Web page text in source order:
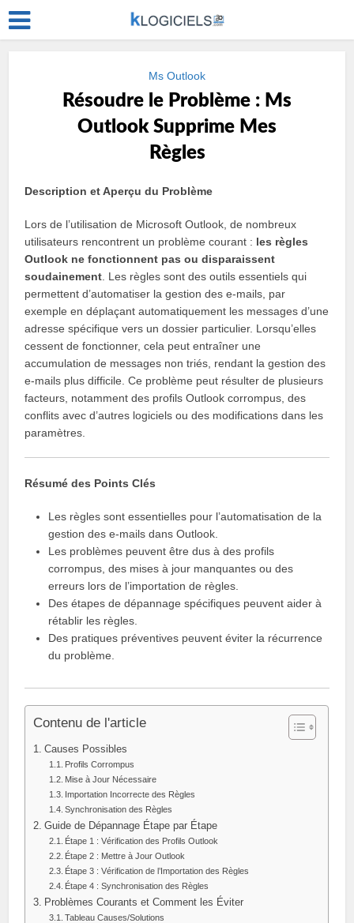
Ms Outlook
Résoudre le Problème : Ms
Outlook Supprime Mes
Règles
Description et Aperçu du Problème
Lors de l’utilisation de Microsoft Outlook, de nombreux
utilisateurs rencontrent un problème courant : les règles
Outlook ne fonctionnent pas ou disparaissent
soudainement . Les règles sont des outils essentiels qui
permettent d’automatiser la gestion des e-mails, par
exemple en déplaçant automatiquement les messages d’une
adresse spécifique vers un dossier particulier. Lorsqu’elles
cessent de fonctionner, cela peut entraîner une
accumulation de messages non triés, rendant la gestion des
e-mails plus difficile. Ce problème peut résulter de plusieurs
facteurs, notamment des profils Outlook corrompus, des
conflits avec d’autres logiciels ou des modifications dans les
paramètres.
Résumé des Points Clés
Les règles sont essentielles pour l’automatisation de la
gestion des e-mails dans Outlook.
Les problèmes peuvent être dus à des profils
corrompus, des mises à jour manquantes ou des
erreurs lors de l’importation de règles.
Des étapes de dépannage spécifiques peuvent aider à
rétablir les règles.
Des pratiques préventives peuvent éviter la récurrence
du problème.
Contenu de l'article
Causes Possibles
Profils Corrompus
Mise à Jour Nécessaire
Importation Incorrecte des Règles
Synchronisation des Règles
Guide de Dépannage Étape par Étape
Étape 1 : Vérification des Profils Outlook
Étape 2 : Mettre à Jour Outlook
Étape 3 : Vérification de l’Importation des Règles
Étape 4 : Synchronisation des Règles
Problèmes Courants et Comment les Éviter
Tableau Causes/Solutions